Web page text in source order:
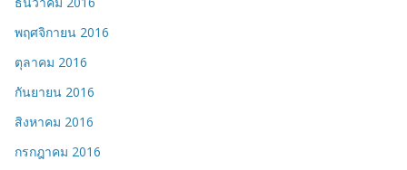
พฤศจิกายน 2016
ตุลาคม 2016
กันยายน 2016
สิงหาคม 2016
กรกฎาคม 2016